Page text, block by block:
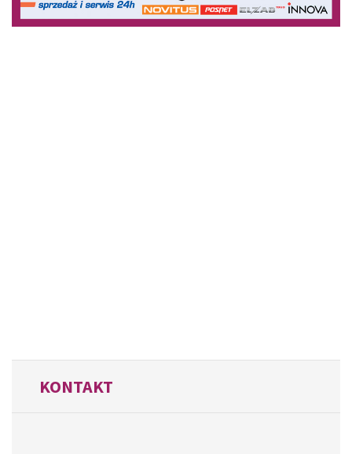
KONTAKT